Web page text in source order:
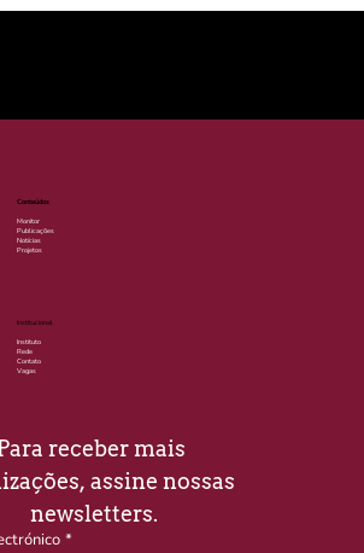
Conteúdos
Monitor
Publicações
Notícias
Projetos
Institucional
Instituto
Rede
Contato
Vagas
receber mais
assine nossas
newsletters.
*